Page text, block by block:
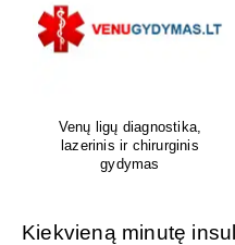
Venų ligų diagnostika,
lazerinis ir chirurginis
gydymas
Kiekvieną minutę